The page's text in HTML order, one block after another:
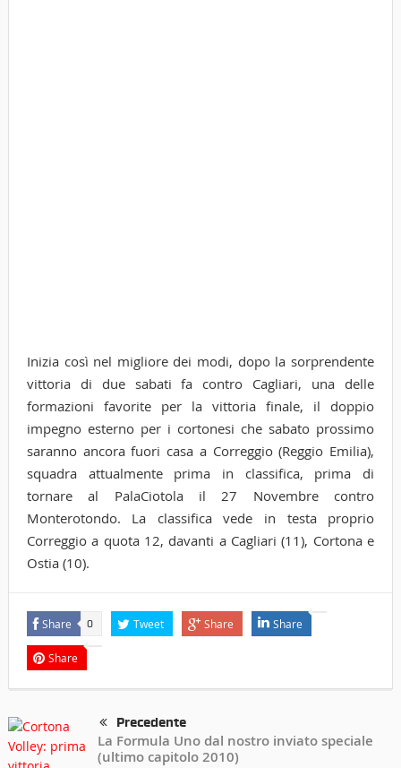
Inizia così nel migliore dei modi, dopo la sorprendente
vittoria di due sabati fa contro Cagliari, una delle
formazioni favorite per la vittoria finale, il doppio
impegno esterno per i cortonesi che sabato prossimo
saranno ancora fuori casa a Correggio (Reggio Emilia),
squadra attualmente prima in classifica, prima di
tornare al PalaCiotola il 27 Novembre contro
Monterotondo. La classifica vede in testa proprio
Correggio a quota 12, davanti a Cagliari (11), Cortona e
Ostia (10).
Share 0 Tweet Share Share
Share
Precedente
La Formula Uno dal nostro inviato speciale
(ultimo capitolo 2010)